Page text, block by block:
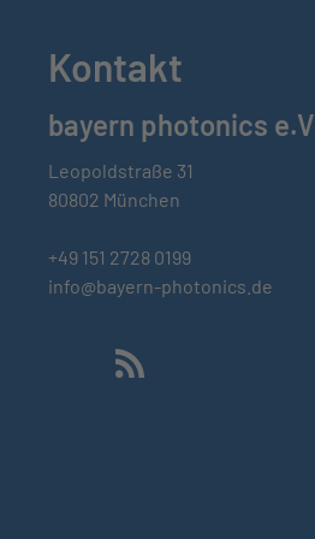
Kontakt
bayern photonics e.V
Leopoldstraße 31
80802 München
+49 151 2728 0199
info@bayern-photonics.de